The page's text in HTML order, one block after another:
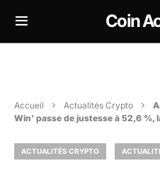
Coin
Accueil Actualités Crypto
Win’ passe de justesse à 52,6 %,
ACTUALITÉS CRYPTO